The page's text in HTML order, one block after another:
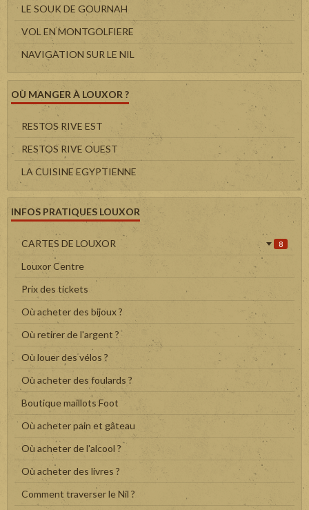
LE SOUK DE GOURNAH
VOL EN MONTGOLFIERE
NAVIGATION SUR LE NIL
OÙ MANGER À LOUXOR ?
RESTOS RIVE EST
RESTOS RIVE OUEST
LA CUISINE EGYPTIENNE
INFOS PRATIQUES LOUXOR
CARTES DE LOUXOR 8
Louxor Centre
Prix des tickets
Où acheter des bijoux ?
Où retirer de l'argent ?
Où louer des vélos ?
Où acheter des foulards ?
Boutique maillots Foot
Où acheter pain et gâteau
Où acheter de l'alcool ?
Où acheter des livres ?
Comment traverser le Nil ?